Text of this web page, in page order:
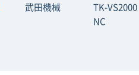
武田機械
TK-VS2000
NC